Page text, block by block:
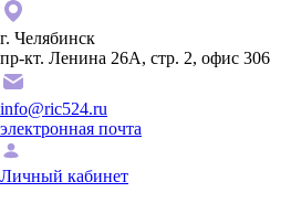
г. Челябинск
пр-кт. Ленина 26А, стр. 2, офис 306
info@ric524.ru
электронная почта
Личный кабинет